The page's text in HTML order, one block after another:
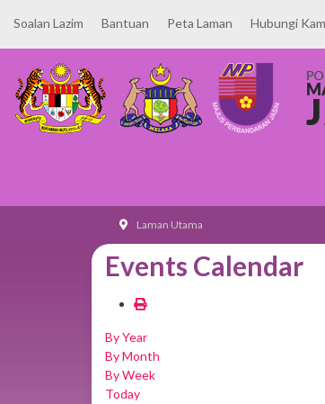
Soalan Lazim Bantuan Peta Laman Hubungi
Laman Utama
Events Calendar
By Year
By Month
By Week
Today